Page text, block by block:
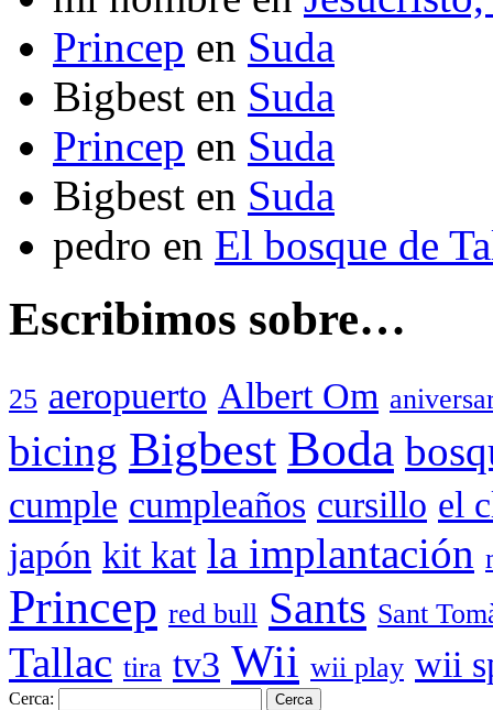
Princep en Suda
Bigbest en Suda
Princep en Suda
Bigbest en Suda
pedro en El bosque de
Escribimos sobre…
25 aeropuerto Albert Om
bicing Bigbest Boda
cumple cumpleaños cursillo el
japón kit kat la implantación
Princep red bull Sants Sant
Tallac tira tv3 Wii wii play wii
Cerca: